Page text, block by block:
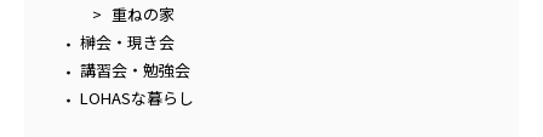
重ねの家
榊会・現き会
講習会・勉強会
LOHASな暮らし